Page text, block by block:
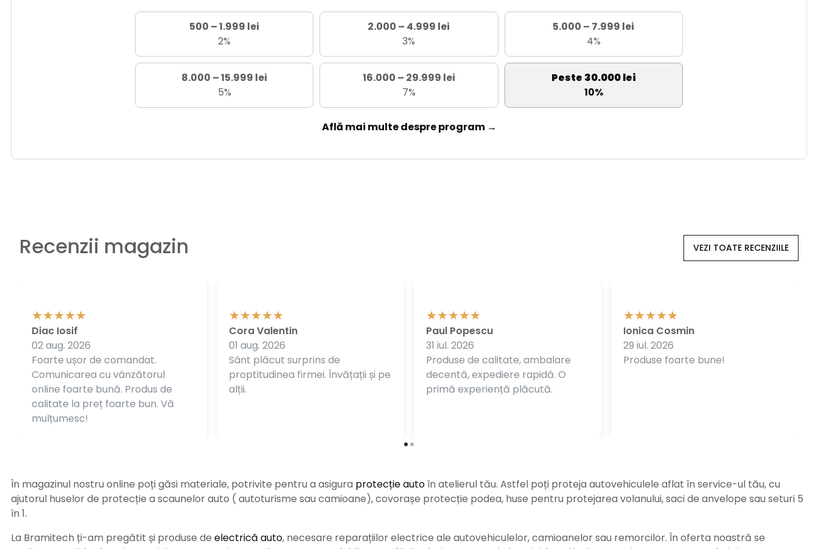
500 – 1.999 lei
2%
2.000 – 4.999 lei
3%
5.000 – 7.999 lei
4%
8.000 – 15.999 lei
5%
16.000 – 29.999 lei
7%
Peste 30.000 lei
10%
Află mai multe despre program →
Recenzii magazin VEZI TOATE RECENZIILE
Foarte ușor de comandat.
Comunicarea cu vânzătorul
online foarte bună. Produs de
calitate la preț foarte bun. Vă
mulțumesc!
Diac Iosif
02 aug. 2026
Sânt plăcut surprins de
proptitudinea firmei. Învățații și pe
alții.
Cora Valentin
01 aug. 2026
Produse de calitate, ambalare
decentă, expediere rapidă. O
primă experiență plăcută.
Paul Popescu
31 iul. 2026
Produse foarte bune!
Ionica Cosmin
29 iul. 2026
În magazinul nostru online poți găsi materiale, potrivite pentru a asigura protecție autoîn atelierul tău. Astfel poți proteja autovehiculele aflat în service-ul tău, cu
ajutorul huselor de protecție a scaunelor auto ( autoturisme sau camioane), covorașe protecție podea, huse pentru protejarea volanului, saci de anvelope sau seturi 5
în 1.
La Bramitech ți-am pregătit și produse de electrică auto, necesare reparațiilor electrice ale autovehiculelor, camioanelor sau remorcilor. În oferta noastră se